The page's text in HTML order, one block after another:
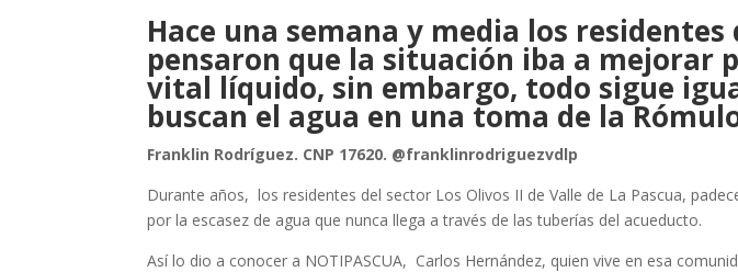
Hace una semana y media los
pensaron que la situación iba a mejorar
vital líquido, sin embargo, todo sigue
buscan el agua en una toma de la
Franklin Rodríguez. CNP 17620. @franklinrodriguezvdlp
Durante años, los residentes del sector Los Olivos II de Valle de La Pascua,
por la escasez de agua que nunca llega a través de las tuberías del acueducto.
Así lo dio a conocer a NOTIPASCUA, Carlos Hernández, quien vive en esa